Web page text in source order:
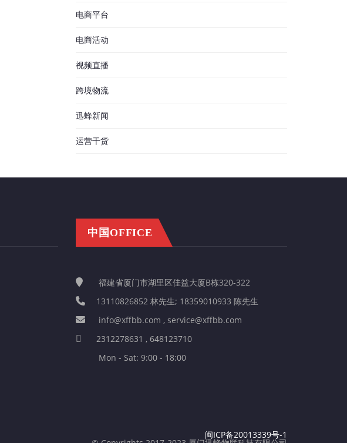
电商平台
电商活动
视频直播
跨境物流
迅蜂新闻
运营干货
中国OFFICE
福建省厦门市湖里区佳益大厦B栋320-322
13110826852 林先生; 18359010933 陈先生
info@xffbb.com , service@xffbb.com
2312278631 , 648123710
Mon - Sat: 9:00 - 18:00
闽ICP备20013339号-1